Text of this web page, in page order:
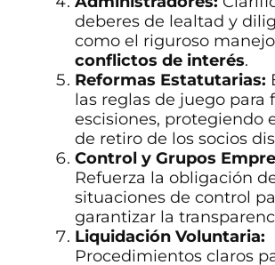
deberes de lealtad y
como el riguroso
conflictos de interés.
Reformas Estatutarias:
las reglas de juego para
escisiones, protegiendo
de retiro de los socios
Control y Grupos
Refuerza la obligación
situaciones de control
garantizar la
Liquidación Voluntaria:
Procedimientos claros